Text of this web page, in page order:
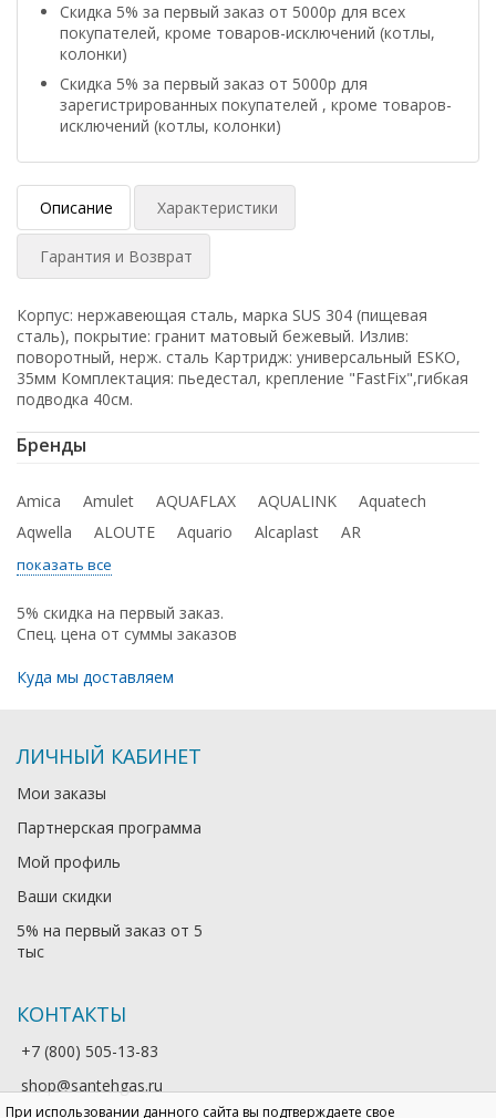
При использовании данного сайта вы подтверждаете свое
Скидка 5% за первый заказ от 5000р для всех
покупателей, кроме товаров-исключений (котлы,
колонки)
Скидка 5% за первый заказ от 5000р для
зарегистрированных покупателей , кроме товаров-
исключений (котлы, колонки)
Описание Характеристики
Гарантия и Возврат
Корпус: нержавеющая сталь, марка SUS 304 (пищевая
сталь), покрытие: гранит матовый бежевый. Излив:
поворотный, нерж. сталь Картридж: универсальный ESKO,
35мм Комплектация: пьедестал, крепление "FastFix",гибкая
подводка 40см.
Бренды
Amica Amulet AQUAFLAX AQUALINK
Aquatech
Aqwella
ALOUTE Aquario Alcaplast AR
показать все
5% скидка на первый заказ.
Спец. цена от суммы заказов
Куда мы доставляем
ЛИЧНЫЙ КАБИНЕТ
Мои заказы
Партнерская программа
Мой профиль
Ваши скидки
5% на первый заказ от 5
тыс
КОНТАКТЫ
+7 (800) 505-13-83
shop@santehgas.ru